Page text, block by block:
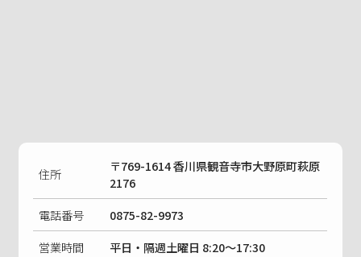
住所
〒769-1614 香川県観音寺市大野原町萩原
2176
電話番号
0875-82-9973
営業時間
平日・隔週土曜日 8:20〜17:30